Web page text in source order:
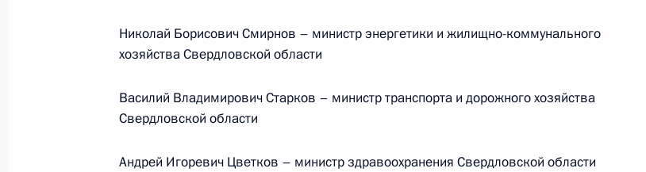
Федерации Николаем Цукановым в Приемной Президента Российской Федерации
по приему граждан в Москве 15 марта 2018 года
Николай Борисович Смирнов – министр энергетики и жилищно-коммунального
хозяйства Свердловской области
Василий Владимирович Старков – министр транспорта и дорожного хозяйства
Свердловской области
Андрей Игоревич Цветков – министр здравоохранения Свердловской области